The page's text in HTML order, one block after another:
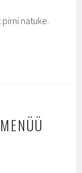
natuke.